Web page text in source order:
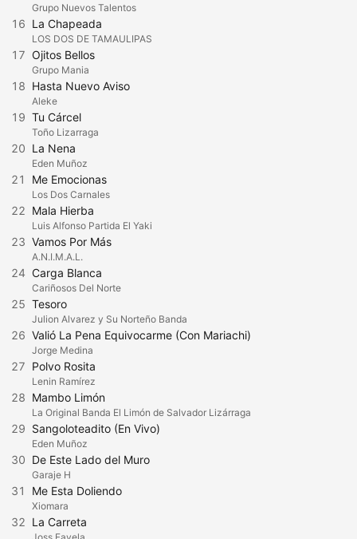
Grupo Nuevos Talentos
16 La Chapeada
LOS DOS DE TAMAULIPAS
17 Ojitos Bellos
Grupo Mania
18 Hasta Nuevo Aviso
Aleke
19 Tu Cárcel
Toño Lizarraga
20 La Nena
Eden Muñoz
21 Me Emocionas
Los Dos Carnales
22 Mala Hierba
Luis Alfonso Partida El Yaki
23 Vamos Por Más
A.N.I.M.A.L.
24 Carga Blanca
Cariñosos Del Norte
25 Tesoro
Julion Alvarez y Su Norteño Banda
26 Valió La Pena Equivocarme (Con Mariachi)
Jorge Medina
27 Polvo Rosita
Lenin Ramírez
28 Mambo Limón
La Original Banda El Limón de Salvador Lizárraga
29 Sangoloteadito (En Vivo)
Eden Muñoz
30 De Este Lado del Muro
Garaje H
31 Me Esta Doliendo
Xiomara
32 La Carreta